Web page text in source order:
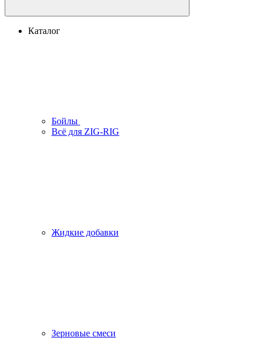
Каталог
Бойлы
Всё для ZIG-RIG
Жидкие добавки
Зерновые смеси